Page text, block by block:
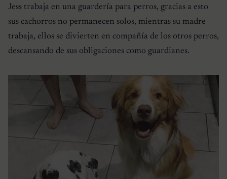
Jess trabaja en una guardería para perros, gracias a esto
sus cachorros no permanecen solos, mientras su madre
trabaja, ellos se divierten en compañía de los otros perros,
descansando de sus obligaciones como guardianes.